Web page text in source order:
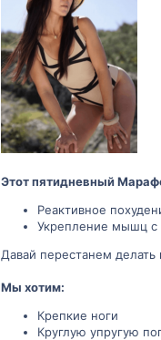
Этот пятидневный
Реактивное
Укрепление мышц с
Давай перестанем делать
Мы хотим:
Крепкие ноги
Круглую упругую